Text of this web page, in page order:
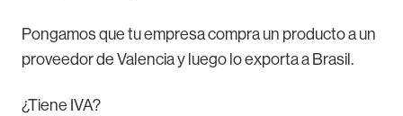
Pongamos que tu empresa compra un producto a un
proveedor de Valencia y luego lo exporta a Brasil.
¿Tiene IVA?